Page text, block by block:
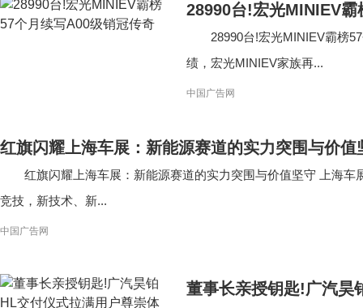
28990台!宏光MINIEV
28990台!宏光MINIEV霸榜
绩，宏光MINIEV家族再...
中国广告网
红旗闪耀上海车展：新能源赛道的实力突围与价值
红旗闪耀上海车展：新能源赛道的实力突围与价值坚守 上海
竞技，新技术、新...
中国广告网
董事长亲授钥匙!广汽昊